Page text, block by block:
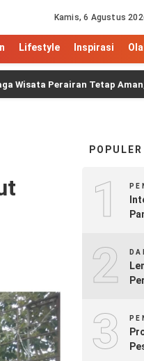
Kamis, 6 Agustus
Lifestyle Inspirasi
Perairan Tetap Aman,
POPULER
1
2
3